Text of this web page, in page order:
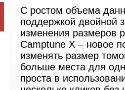
С ростом объема
поддержкой двойной
изменения размеров
Camptune X – новое
изменять размер
больше места для
проста в